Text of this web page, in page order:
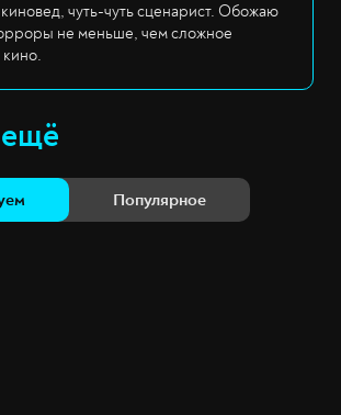
чуть-чуть сценарист. Обожаю
не меньше, чем сложное
Популярное